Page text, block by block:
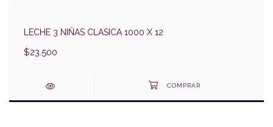
LECHE 3 NIÑAS CLASICA 1000 X 12
$23.500